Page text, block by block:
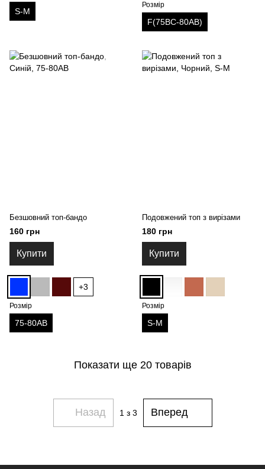
S-M
Розмір
F(75BC-80AB)
Безшовний топ-бандо
160 грн
Купити
+3
Розмір
75-80AB
Подовжений топ з вирізами
180 грн
Купити
Розмір
S-M
Показати ще 20 товарів
Назад 1 з 3 Вперед